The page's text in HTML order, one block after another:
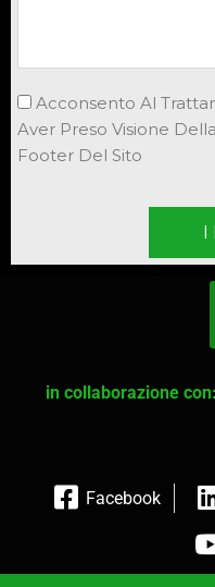
Acconsento Al
Aver Preso Visione
Footer Del Sito
I
in collaborazione con:
Facebook